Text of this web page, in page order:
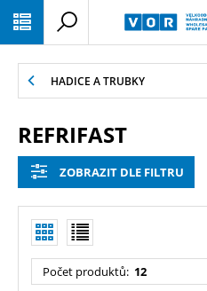
HADICE A TRUBKY
REFRIFAST
ZOBRAZIT DLE FILTRU
Počet produktů: 12